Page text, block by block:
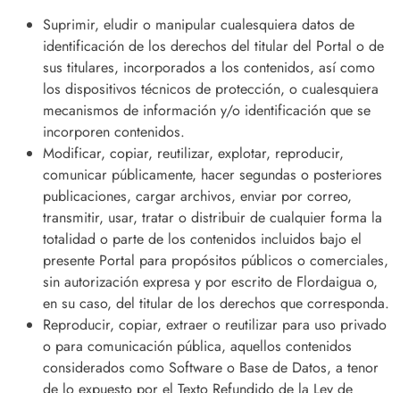
Suprimir, eludir o manipular cualesquiera datos de
identificación de los derechos del titular del Portal o de
sus titulares, incorporados a los contenidos, así como
los dispositivos técnicos de protección, o cualesquiera
mecanismos de información y/o identificación que se
incorporen contenidos.
Modificar, copiar, reutilizar, explotar, reproducir,
comunicar públicamente, hacer segundas o posteriores
publicaciones, cargar archivos, enviar por correo,
transmitir, usar, tratar o distribuir de cualquier forma la
totalidad o parte de los contenidos incluidos bajo el
presente Portal para propósitos públicos o comerciales,
sin autorización expresa y por escrito de Flordaigua o,
en su caso, del titular de los derechos que corresponda.
Reproducir, copiar, extraer o reutilizar para uso privado
o para comunicación pública, aquellos contenidos
considerados como Software o Base de Datos, a tenor